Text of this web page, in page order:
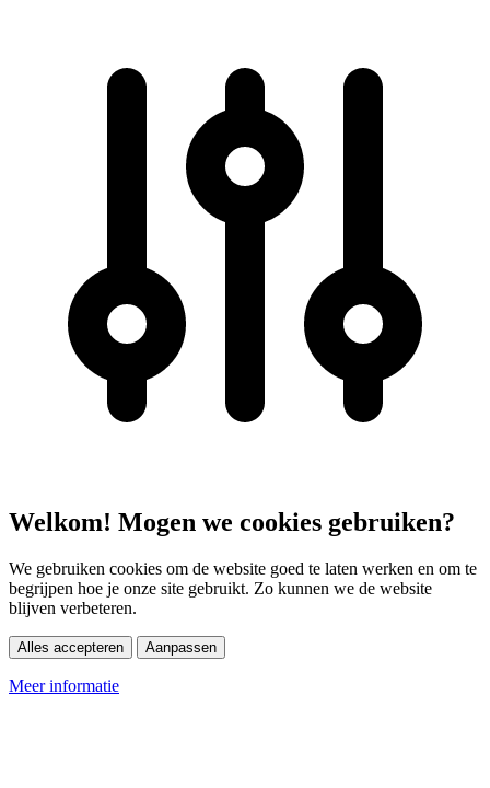
Welkom! Mogen we cookies gebruiken?
We gebruiken cookies om de website goed te laten werken en om te
begrijpen hoe je onze site gebruikt. Zo kunnen we de website
blijven verbeteren.
Alles accepteren Aanpassen
Meer informatie